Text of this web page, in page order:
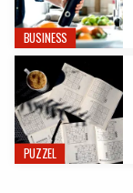
BUSINESS
PUZZEL